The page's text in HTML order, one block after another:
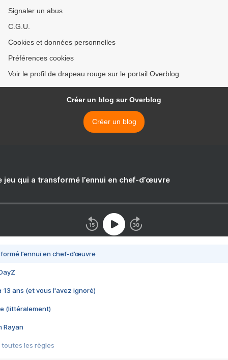
Signaler un abus
C.G.U.
Cookies et données personnelles
Préférences cookies
Voir le profil de drapeau rouge sur le portail Overblog
Créer un blog sur Overblog
Créer un blog
jeu qui a transformé l’ennui en chef-d’œuvre
l’ennui en chef-d’œuvre
13 ans (et vous l'avez ignoré)
(littéralement)
Rayan
toutes les règles